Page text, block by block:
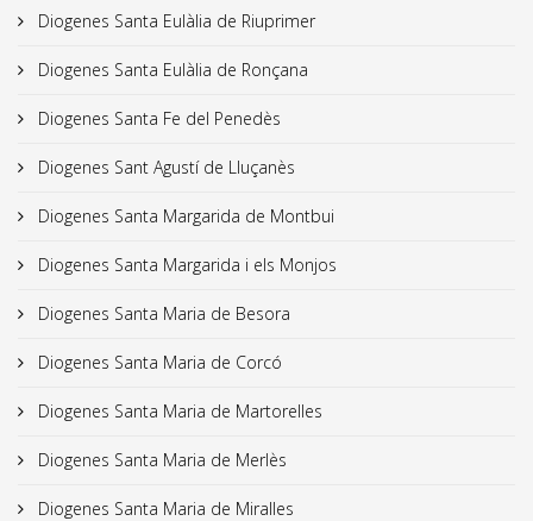
Diogenes Santa Eulàlia de Riuprimer
Diogenes Santa Eulàlia de Ronçana
Diogenes Santa Fe del Penedès
Diogenes Sant Agustí de Lluçanès
Diogenes Santa Margarida de Montbui
Diogenes Santa Margarida i els Monjos
Diogenes Santa Maria de Besora
Diogenes Santa Maria de Corcó
Diogenes Santa Maria de Martorelles
Diogenes Santa Maria de Merlès
Diogenes Santa Maria de Miralles